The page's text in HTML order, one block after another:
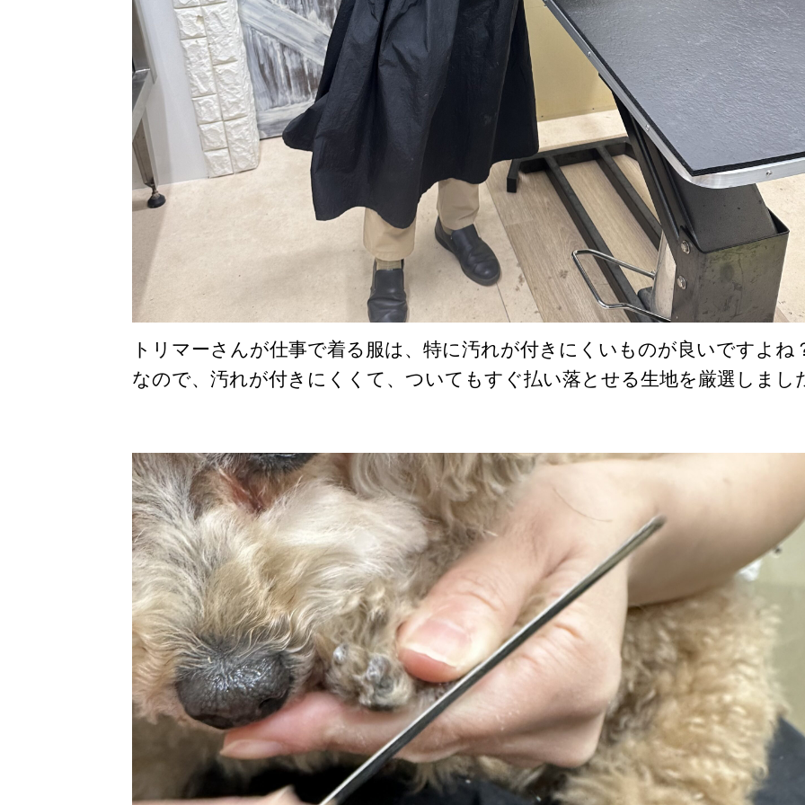
トリマーさんが仕事で着る服は、特に汚れが付きにくいものが良いですよね
なので、汚れが付きにくくて、ついてもすぐ払い落とせる生地を厳選しまし